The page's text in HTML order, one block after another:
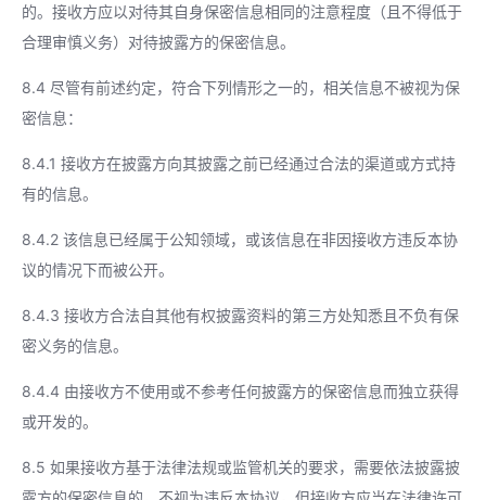
的。接收方应以对待其自身保密信息相同的注意程度（且不得低于
合理审慎义务）对待披露方的保密信息。
8.4 尽管有前述约定，符合下列情形之一的，相关信息不被视为保
密信息：
8.4.1 接收方在披露方向其披露之前已经通过合法的渠道或方式持
有的信息。
8.4.2 该信息已经属于公知领域，或该信息在非因接收方违反本协
议的情况下而被公开。
8.4.3 接收方合法自其他有权披露资料的第三方处知悉且不负有保
密义务的信息。
8.4.4 由接收方不使用或不参考任何披露方的保密信息而独立获得
或开发的。
8.5 如果接收方基于法律法规或监管机关的要求，需要依法披露披